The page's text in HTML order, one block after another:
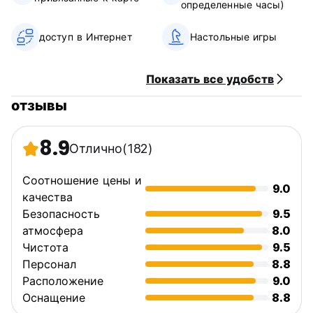
Стойка регистрации работает с 08.00 до 21.00.
Максимальный срок пребывания – 14 дней.
предварительную авторизацию вашей кредитной карты.
определенные часы)
доступ в Интернет Настольные игры
Показать все удобств
отзывы
8.9Отлично(182)
Соотношение цены и
качества
9.0
Безопасность
9.5
атмосфера
8.0
Чистота
9.5
Персонал
8.8
Расположение
9.0
Оснащение
8.8